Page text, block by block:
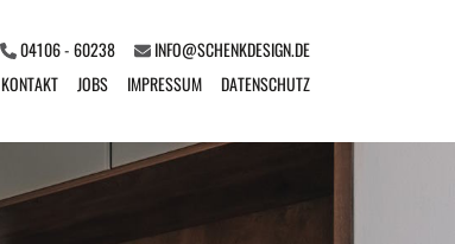
04106 - 60238
INFO@SCHENKDESIGN.DE
KONTAKT JOBS IMPRESSUM DATENSCHUTZ